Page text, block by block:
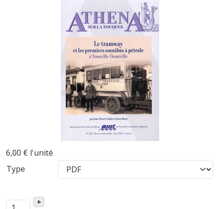
6,00 € l'unité
Type
+